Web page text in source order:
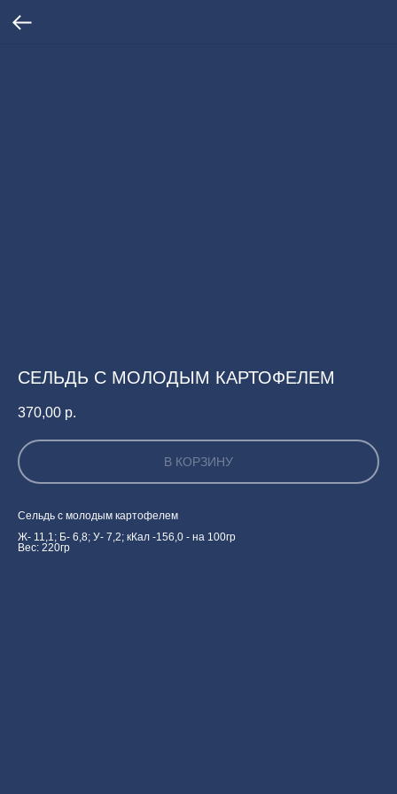
СЕЛЬДЬ С МОЛОДЫМ КАРТОФЕЛЕМ
370,00 р.
В КОРЗИНУ
Сельдь с молодым картофелем
Ж- 11,1; Б- 6,8; У- 7,2; кКал -156,0 - на 100гр
Вес: 220гр